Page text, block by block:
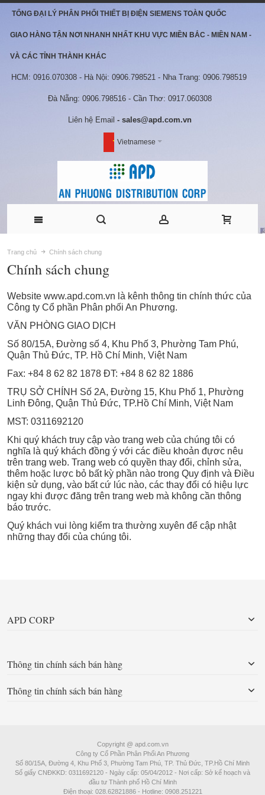
TỔNG ĐẠI LÝ PHÂN PHỐI THIẾT BỊ ĐIỆN SIEMENS TOÀN QUỐC
GIAO HÀNG TẬN NƠI NHANH NHẤT KHU VỰC MIỀN BẮC - MIỀN NAM -
VÀ CÁC TỈNH THÀNH KHÁC
HCM: 0916.070308 - Hà Nội: 0906.798521 - Nha Trang: 0906.798519
Đà Nẵng: 0906.798516 - Cần Thơ: 0917.060308
Liên hệ Email - sales@apd.com.vn
Vietnamese
Trang chủ Chính sách chung
Chính sách chung
Website www.apd.com.vn là kênh thông tin chính thức của
Công ty Cổ phần Phân phối An Phương.
VĂN PHÒNG GIAO DỊCH
Số 80/15A, Đường số 4, Khu Phố 3, Phường Tam Phú,
Quận Thủ Đức, TP. Hồ Chí Minh, Việt Nam
Fax: +84 8 62 82 1878 ĐT: +84 8 62 82 1886
TRỤ SỞ CHÍNH Số 2A, Đường 15, Khu Phố 1, Phường
Linh Đông, Quận Thủ Đức, TP.Hồ Chí Minh, Việt Nam
MST: 0311692120
Khi quý khách truy cập vào trang web của chúng tôi có
nghĩa là quý khách đồng ý với các điều khoản đựơc nêu
trên trang web. Trang web có quyền thay đổi, chỉnh sửa,
thêm hoặc lược bỏ bất kỳ phần nào trong Quy định và Điều
kiện sử dụng, vào bất cứ lúc nào, các thay đổi có hiệu lực
ngay khi được đăng trên trang web mà không cần thông
báo trước.
Quý khách vui lòng kiểm tra thường xuyên để cập nhật
những thay đổi của chúng tôi.
APD CORP
Thông tin chính sách bán hàng
Thông tin chính sách bán hàng
Copyright @ apd.com.vn
Công ty Cổ Phần Phân Phối An Phương
Số 80/15A, Đường 4, Khu Phố 3, Phường Tam Phú, TP. Thủ Đức, TP.Hồ Chí Minh
Số giấy CNĐKKD: 0311692120 - Ngày cấp: 05/04/2012 - Nơi cấp: Sở kế hoạch và
đầu tư Thành phố Hồ Chí Minh
Điện thoại: 028.62821886 - Hotline: 0908.251221